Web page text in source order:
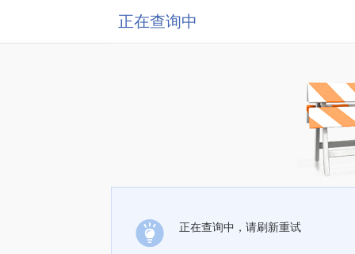
正在查询中
正在查询中，请刷新重试